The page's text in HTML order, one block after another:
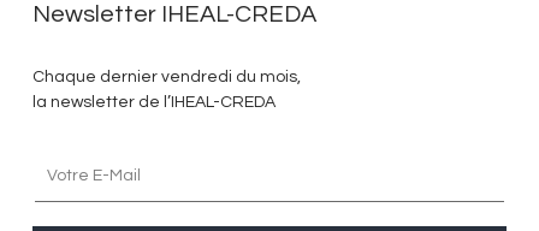
Newsletter IHEAL-CREDA
Chaque dernier vendredi du mois,
la newsletter de l’IHEAL-CREDA